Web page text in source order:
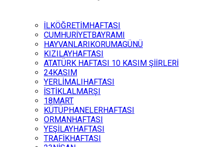
İLKÖĞRETİMHAFTASI
CUMHURİYETBAYRAMI
HAYVANLARIKORUMAGÜNÜ
KIZILAYHAFTASI
ATATÜRK HAFTASI 10 KASIM ŞİİRLERİ
24KASIM
YERLİMALIHAFTASI
İSTİKLALMARŞI
18MART
KÜTÜPHANELERHAFTASI
ORMANHAFTASI
YEŞİLAYHAFTASI
TRAFİKHAFTASI